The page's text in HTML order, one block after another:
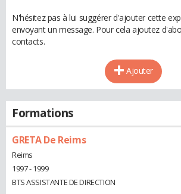
N'hésitez pas à lui suggérer d'ajouter cette
envoyant un message. Pour cela ajoutez
contacts.
Ajouter
Formations
GRETA De Reims
Reims
1997 - 1999
BTS ASSISTANTE DE DIRECTION